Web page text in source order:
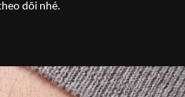
dõi nhé.